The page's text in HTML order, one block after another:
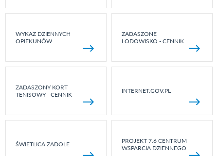
WYKAZ DZIENNYCH
OPIEKUNÓW
ZADASZONE
LODOWISKO - CENNIK
ZADASZONY KORT
TENISOWY - CENNIK
INTERNET.GOV.PL
ŚWIETLICA ZADOLE
PROJEKT 7.6 CENTRUM
WSPARCIA DZIENNEGO